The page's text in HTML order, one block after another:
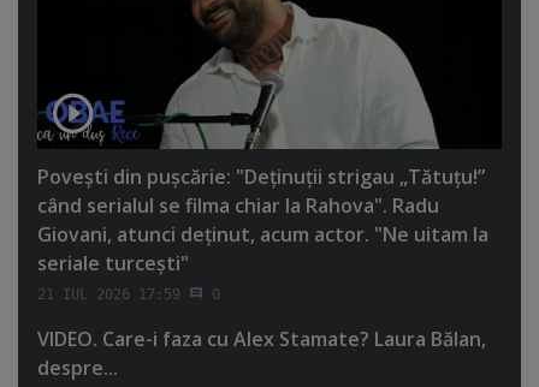
Poveşti din puşcărie: "Deţinuţii strigau „Tătuţu!”
când serialul se filma chiar la Rahova". Radu
Giovani, atunci deţinut, acum actor. "Ne uitam la
seriale turceşti"
21 IUL 2026 17:59 0
VIDEO. Care-i faza cu Alex Stamate? Laura Bălan,
despre...